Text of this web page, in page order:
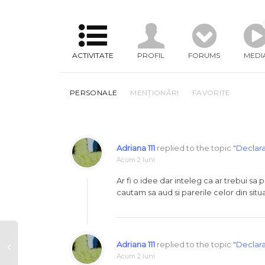
ACTIVITATE PROFIL FORUMS
PERSONALE MENȚIONĂRI FAVORITE
Adriana 111 replied to the topic
Acum 2 luni
Ar fi o idee dar inteleg ca ar trebui sa
cautam sa aud si parerile celor din
Adriana 111 replied to the topic
Acum 2 luni